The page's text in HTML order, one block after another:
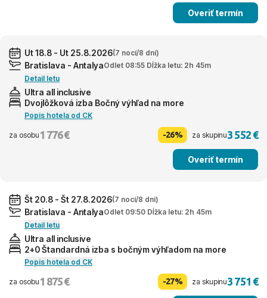
Overiť termín
Ut 18.8 - Ut 25.8.2026(7 nocí/8 dní)
Bratislava - AntalyaOdlet 08:55 Dĺžka letu: 2h 45m
Detail letu
Ultra all inclusive
Dvojlôžková izba Bočný výhľad na more
Popis hotela od CK
za osobu 1 776 € -26% za skupinu3 552 €
Overiť termín
Št 20.8 - Št 27.8.2026(7 nocí/8 dní)
Bratislava - AntalyaOdlet 09:50 Dĺžka letu: 2h 45m
Detail letu
Ultra all inclusive
2+0 Štandardná izba s bočným výhľadom na more
Popis hotela od CK
za osobu 1 875 € -27% za skupinu3 751 €